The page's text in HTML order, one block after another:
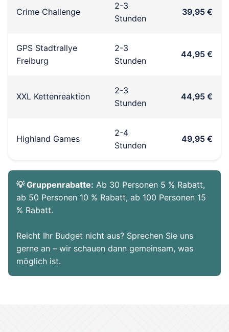
Crime Challenge
2-3
Stunden
39,95 €
GPS Stadtrallye
Freiburg
2-3
Stunden
44,95 €
XXL Kettenreaktion
2-3
Stunden
44,95 €
Highland Games
2-4
Stunden
49,95 €
💡 Gruppenrabatte: Ab 30 Personen 5 % Rabatt,
ab 50 Personen 10 % Rabatt, ab 100 Personen 15
% Rabatt.
Reicht Ihr Budget nicht aus? Sprechen Sie uns
gerne an – wir schauen dann gemeinsam, was
möglich ist.